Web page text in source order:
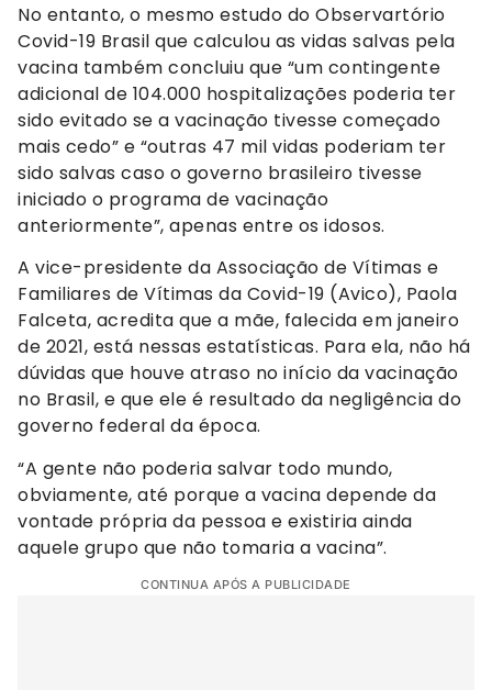
No entanto, o mesmo estudo do Observartório
Covid-19 Brasil que calculou as vidas salvas pela
vacina também concluiu que “um contingente
adicional de 104.000 hospitalizações poderia ter
sido evitado se a vacinação tivesse começado
mais cedo” e “outras 47 mil vidas poderiam ter
sido salvas caso o governo brasileiro tivesse
iniciado o programa de vacinação
anteriormente”, apenas entre os idosos.
A vice-presidente da Associação de Vítimas e
Familiares de Vítimas da Covid-19 (Avico), Paola
Falceta, acredita que a mãe, falecida em janeiro
de 2021, está nessas estatísticas. Para ela, não há
dúvidas que houve atraso no início da vacinação
no Brasil, e que ele é resultado da negligência do
governo federal da época.
“A gente não poderia salvar todo mundo,
obviamente, até porque a vacina depende da
vontade própria da pessoa e existiria ainda
aquele grupo que não tomaria a vacina”.
CONTINUA APÓS A PUBLICIDADE